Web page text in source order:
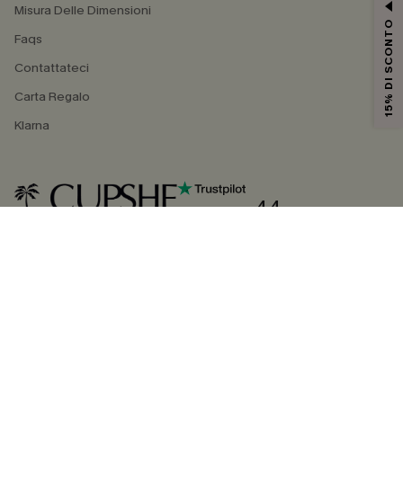
Misura Delle Dimensioni
Faqs
Contattateci
Carta Regalo
Klarna
4.4
15% DI SCONTO